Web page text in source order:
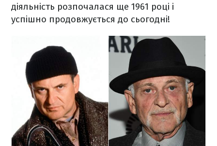
діяльність розпочалася ще 1961 році і
успішно продовжується до сьогодні!